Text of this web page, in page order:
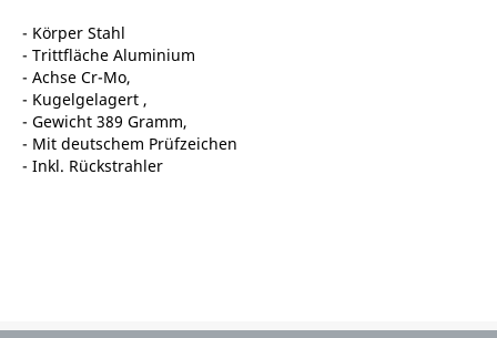
- Körper Stahl
- Trittfläche Aluminium
- Achse Cr-Mo,
- Kugelgelagert ,
- Gewicht 389 Gramm,
- Mit deutschem Prüfzeichen
- Inkl. Rückstrahler